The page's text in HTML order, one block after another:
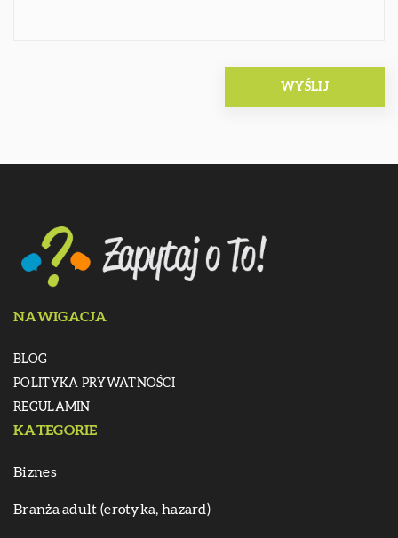
NAWIGACJA
BLOG
POLITYKA PRYWATNOŚCI
REGULAMIN
KATEGORIE
Biznes
Branża adult (erotyka, hazard)